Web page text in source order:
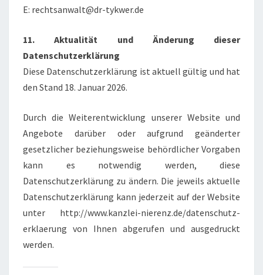
E: rechtsanwalt@dr-tykwer.de
11. Aktualität und Änderung dieser
Datenschutzerklärung
Diese Datenschutzerklärung ist aktuell gültig und hat
den Stand 18. Januar 2026.
Durch die Weiterentwicklung unserer Website und
Angebote darüber oder aufgrund geänderter
gesetzlicher beziehungsweise behördlicher Vorgaben
kann es notwendig werden, diese
Datenschutzerklärung zu ändern. Die jeweils aktuelle
Datenschutzerklärung kann jederzeit auf der Website
unter http://www.kanzlei-nierenz.de/datenschutz-
erklaerung von Ihnen abgerufen und ausgedruckt
werden.